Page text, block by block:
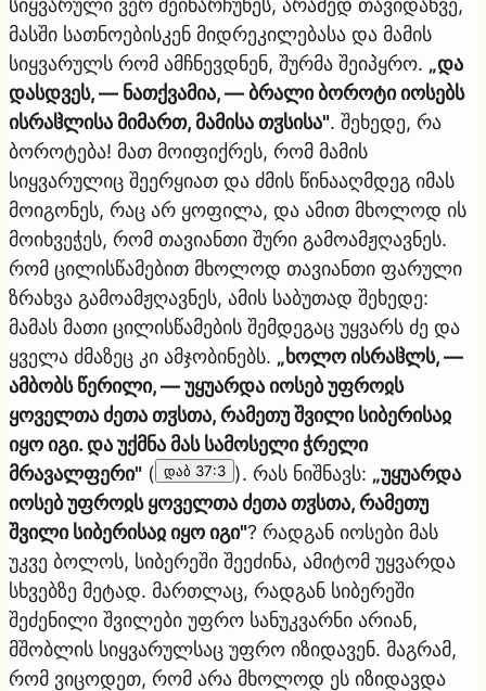
სიყვარული ვერ შეინარჩუნეს, არამედ თავიდანვე,
მასში სათნოებისკენ მიდრეკილებასა და მამის
სიყვარულს რომ ამჩნევდნენ, შურმა შეიპყრო. „და
დასდვეს, — ნათქვამია, — ბრალი ბოროტი იოსებს
ისრაჱლისა მიმართ, მამისა თჳსისა". შეხედე, რა
ბოროტება! მათ მოიფიქრეს, რომ მამის
სიყვარულიც შეერყიათ და ძმის წინააღმდეგ იმას
მოიგონეს, რაც არ ყოფილა, და ამით მხოლოდ ის
მოიხვეჭეს, რომ თავიანთი შური გამოამჟღავნეს.
რომ ცილისწამებით მხოლოდ თავიანთი ფარული
ზრახვა გამოამჟღავნეს, ამის საბუთად შეხედე:
მამას მათი ცილისწამების შემდეგაც უყვარს ძე და
ყველა ძმაზეც კი ამჯობინებს. „ხოლო ისრაჱლს, —
ამბობს წერილი, — უყუარდა იოსებ უფროჲს
ყოველთა ძეთა თჳსთა, რამეთუ შვილი სიბერისაჲ
იყო იგი. და უქმნა მას სამოსელი ჭრელი
მრავალფერი" ( დაბ 37:3 ). რას ნიშნავს: „უყუარდა
იოსებ უფროჲს ყოველთა ძეთა თჳსთა, რამეთუ
შვილი სიბერისაჲ იყო იგი"? რადგან იოსები მას
უკვე ბოლოს, სიბერეში შეეძინა, ამიტომ უყვარდა
სხვებზე მეტად. მართლაც, რადგან სიბერეში
შეძენილი შვილები უფრო სანუკვარნი არიან,
მშობლის სიყვარულსაც უფრო იზიდავენ. მაგრამ,
რომ ვიცოდეთ, რომ არა მხოლოდ ეს იზიდავდა